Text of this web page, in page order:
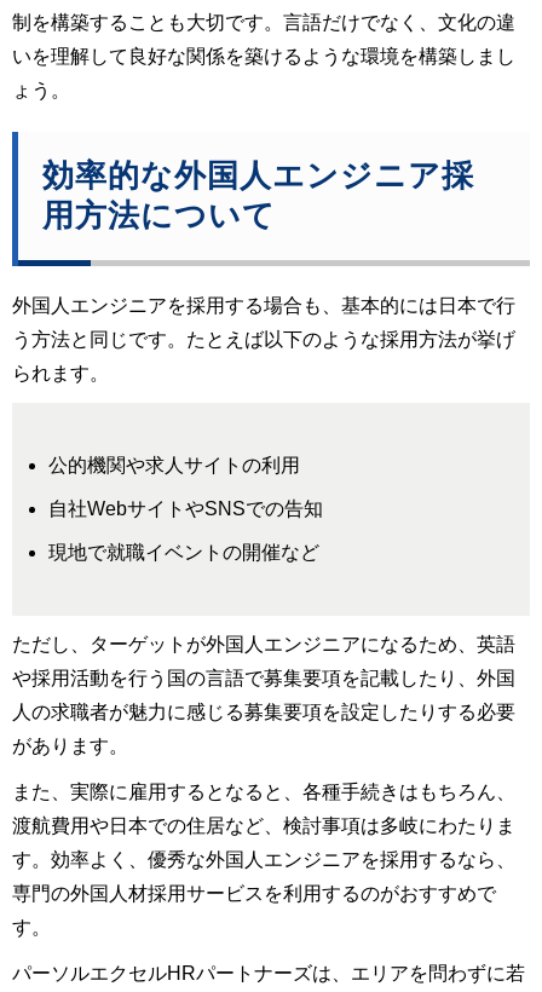
制を構築することも大切です。言語だけでなく、文化の違
いを理解して良好な関係を築けるような環境を構築しまし
ょう。
効率的な外国人エンジニア採
用方法について
外国人エンジニアを採用する場合も、基本的には日本で行
う方法と同じです。たとえば以下のような採用方法が挙げ
られます。
公的機関や求人サイトの利用
自社WebサイトやSNSでの告知
現地で就職イベントの開催など
ただし、ターゲットが外国人エンジニアになるため、英語
や採用活動を行う国の言語で募集要項を記載したり、外国
人の求職者が魅力に感じる募集要項を設定したりする必要
があります。
また、実際に雇用するとなると、各種手続きはもちろん、
渡航費用や日本での住居など、検討事項は多岐にわたりま
す。効率よく、優秀な外国人エンジニアを採用するなら、
専門の外国人材採用サービスを利用するのがおすすめで
す。
パーソルエクセルHRパートナーズは、エリアを問わずに若